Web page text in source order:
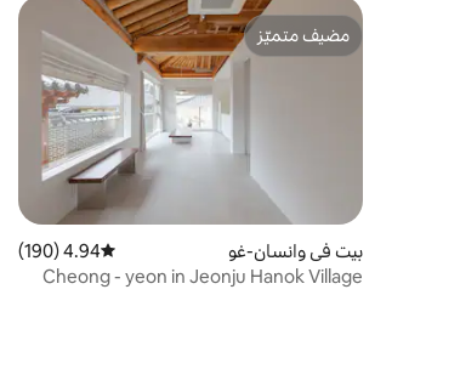
شكرًا لكم.
مضيف متميّز
مضيف متميّز
بيت في وانسان-غو متوسط التقييم 4.94 من 5، 190 مراجعات
4.94 (190)
Cheong - yeon in Jeonju Hanok Village